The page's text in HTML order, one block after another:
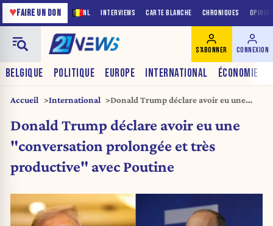
NL INTERVIEWS CARTE BLANCHE CHRONIQUES
♥FAIRE UN DON
BELGIQUE POLITIQUE EUROPE INTERNATIONAL ÉCONOMIE
S'ABONNER CONNEXION
Accueil International
Donald Trump déclare avoir eu une
productive » avec Poutine
Donald Trump déclare avoir eu une
"conversation prolongée et très
productive" avec Poutine